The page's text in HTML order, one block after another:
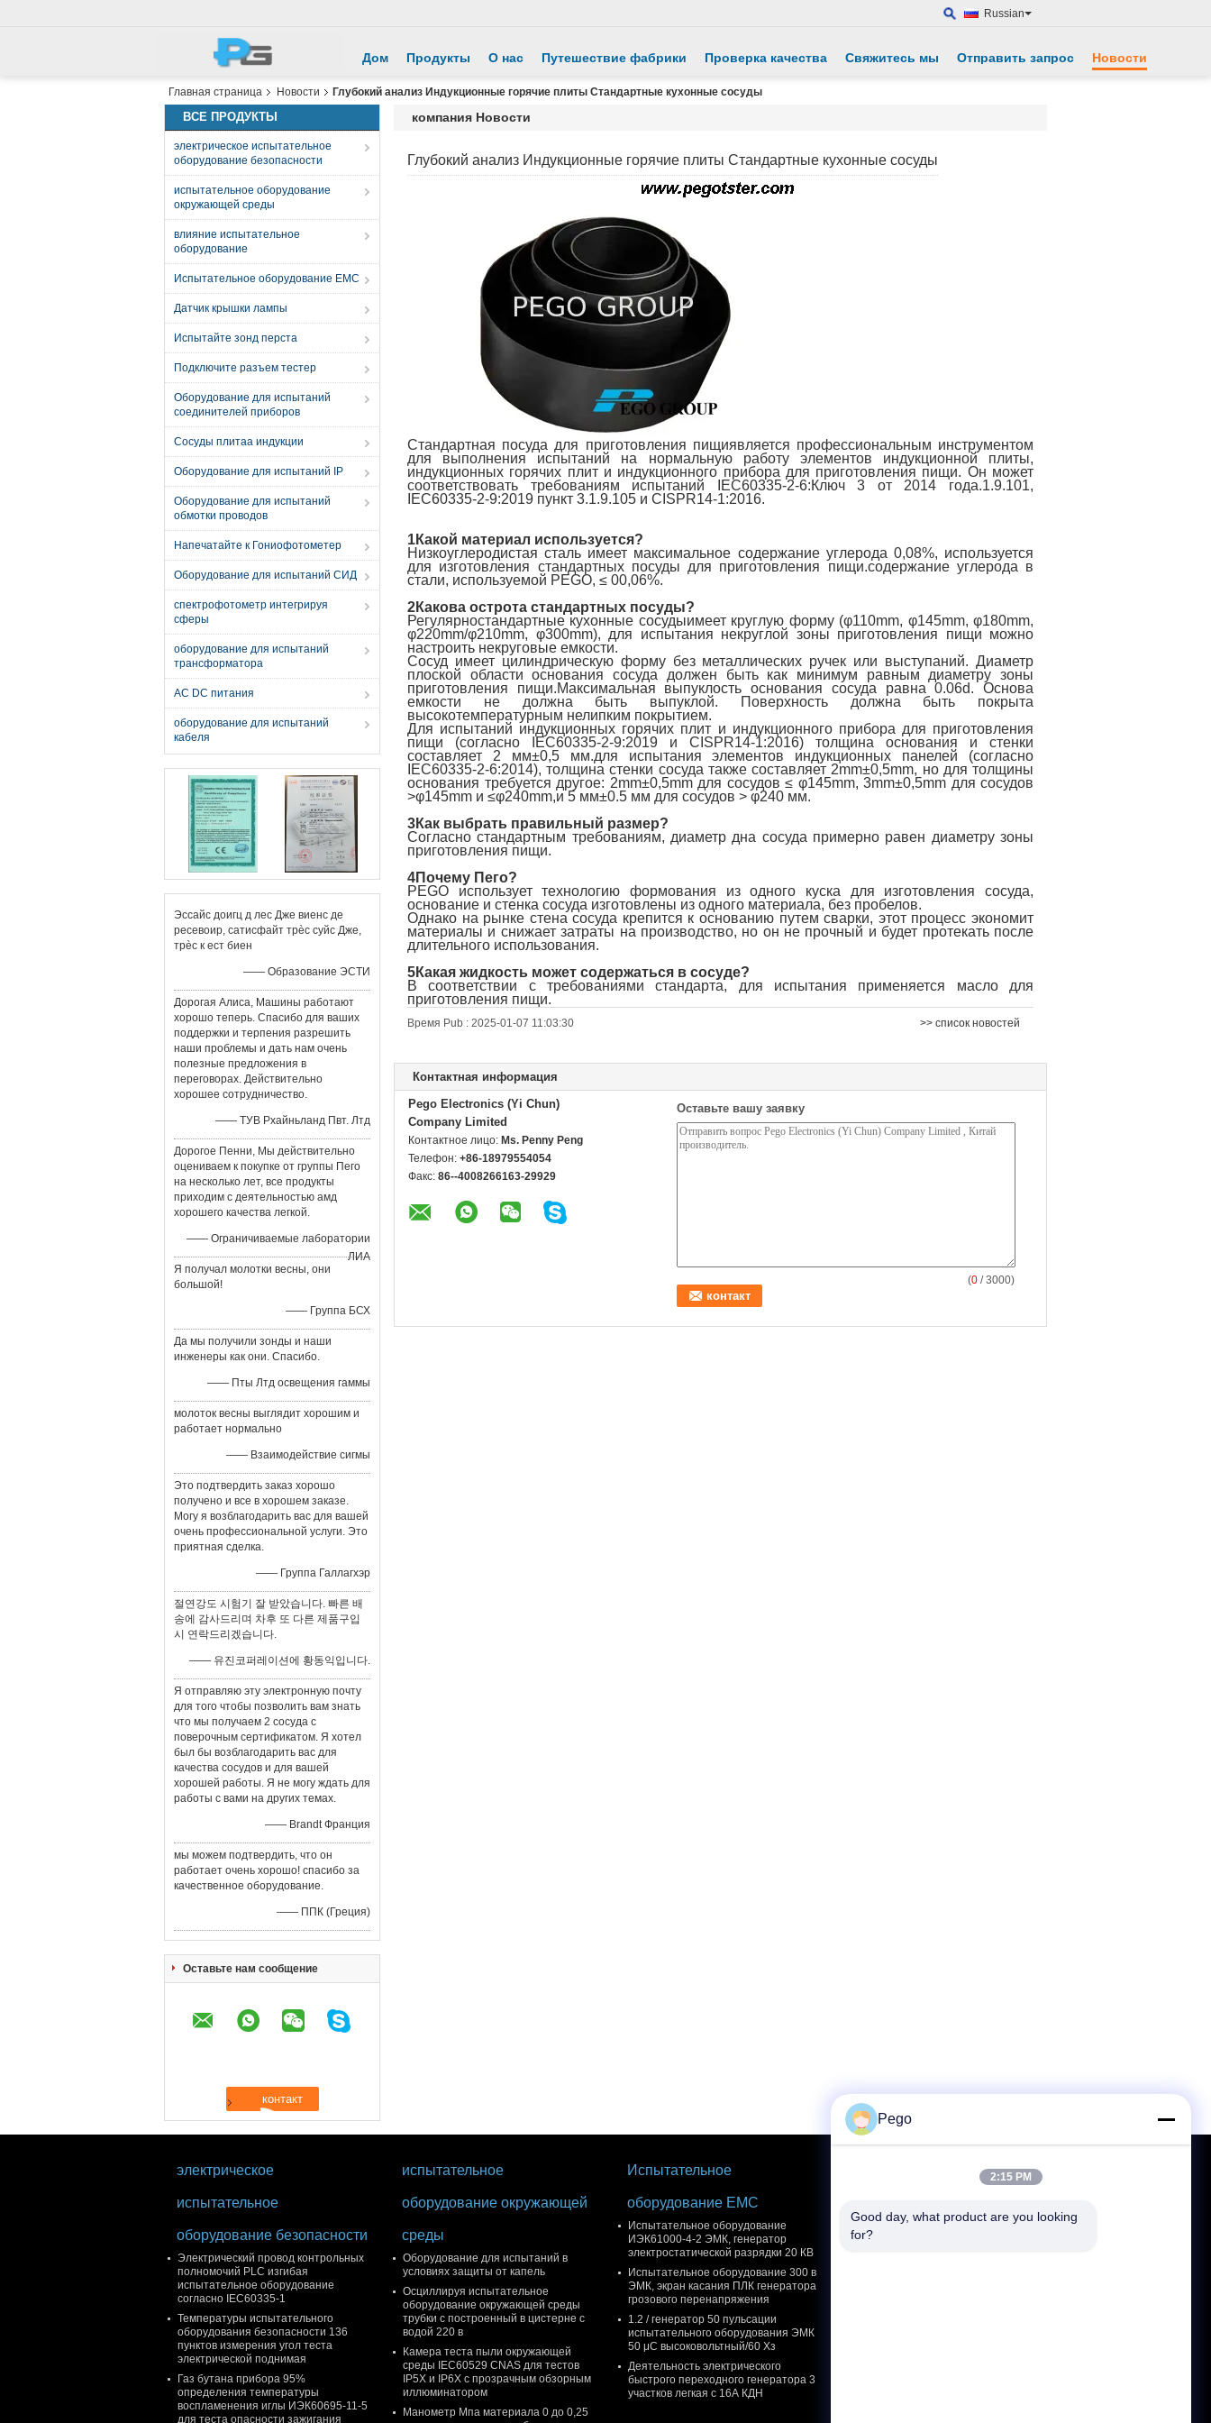
Russian
Дом Продукты О нас Путешествие фабрики Проверка качества Свяжитесь мы Отправить запрос Новости
Главная страница Новости Глубокий анализ Индукционные горячие плиты Стандартные кухонные сосуды
ВСЕ ПРОДУКТЫ
электрическое испытательное
оборудование безопасности
испытательное оборудование
окружающей среды
влияние испытательное
оборудование
Испытательное оборудование EMC
Датчик крышки лампы
Испытайте зонд перста
Подключите разъем тестер
Оборудование для испытаний
соединителей приборов
Сосуды плитаа индукции
Оборудование для испытаний IP
Оборудование для испытаний
обмотки проводов
Напечатайте к Гониофотометер
Оборудование для испытаний СИД
спектрофотометр интегрируя
сферы
оборудование для испытаний
трансформатора
AC DC питания
оборудование для испытаний
кабеля
Эссайс доигц д лес Дже виенс де
ресевоир, сатисфайт трèс суйс Дже,
трèс к ест биен
—— Образование ЭСТИ
Дорогая Алиса, Машины работают
хорошо теперь. Спасибо для ваших
поддержки и терпения разрешить
наши проблемы и дать нам очень
полезные предложения в
переговорах. Действительно
хорошее сотрудничество.
—— ТУВ Рхайньланд Пвт. Лтд
Дорогое Пенни, Мы действительно
оцениваем к покупке от группы Пего
на несколько лет, все продукты
приходим с деятельностью амд
хорошего качества легкой.
—— Ограничиваемые лаборатории
ЛИА
Я получал молотки весны, они
большой!
—— Группа БСХ
Да мы получили зонды и наши
инженеры как они. Спасибо.
—— Пты Лтд освещения гаммы
молоток весны выглядит хорошим и
работает нормально
—— Взаимодействие сигмы
Это подтвердить заказ хорошо
получено и все в хорошем заказе.
Могу я возблагодарить вас для вашей
очень профессиональной услуги. Это
приятная сделка.
—— Группа Галлагхэр
절연강도 시험기 잘 받았습니다. 빠른 배
송에 감사드리며 차후 또 다른 제품구입
시 연락드리겠습니다.
—— 유진코퍼레이션에 황동익입니다.
Я отправляю эту электронную почту
для того чтобы позволить вам знать
что мы получаем 2 сосуда с
поверочным сертификатом. Я хотел
был бы возблагодарить вас для
качества сосудов и для вашей
хорошей работы. Я не могу ждать для
работы с вами на других темах.
—— Brandt Франция
мы можем подтвердить, что он
работает очень хорошо! спасибо за
качественное оборудование.
—— ППК (Греция)
Оставьте нам сообщение
компания Новости
Глубокий анализ Индукционные горячие плиты Стандартные кухонные сосуды
Стандартная посуда для приготовления пищиявляется профессиональным инструментом
для выполнения испытаний на нормальную работу элементов индукционной плиты,
индукционных горячих плит и индукционного прибора для приготовления пищи. Он может
соответствовать требованиям испытаний IEC60335-2-6:Ключ 3 от 2014 года.1.9.101,
IEC60335-2-9:2019 пункт 3.1.9.105 и CISPR14-1:2016.
1Какой материал используется?
Низкоуглеродистая сталь имеет максимальное содержание углерода 0,08%, используется
для изготовления стандартных посуды для приготовления пищи.содержание углерода в
стали, используемой PEGO, ≤ 00,06%.
2Какова острота стандартных посуды?
Регулярностандартные кухонные сосудыимеет круглую форму (φ110mm, φ145mm, φ180mm,
φ220mm/φ210mm, φ300mm), для испытания некруглой зоны приготовления пищи можно
настроить некруговые емкости.
Сосуд имеет цилиндрическую форму без металлических ручек или выступаний. Диаметр
плоской области основания сосуда должен быть как минимум равным диаметру зоны
приготовления пищи.Максимальная выпуклость основания сосуда равна 0.06d. Основа
емкости не должна быть выпуклой. Поверхность должна быть покрыта
высокотемпературным нелипким покрытием.
Для испытаний индукционных горячих плит и индукционного прибора для приготовления
пищи (согласно IEC60335-2-9:2019 и CISPR14-1:2016) толщина основания и стенки
составляет 2 мм±0,5 мм.для испытания элементов индукционных панелей (согласно
IEC60335-2-6:2014), толщина стенки сосуда также составляет 2mm±0,5mm, но для толщины
основания требуется другое: 2mm±0,5mm для сосудов ≤ φ145mm, 3mm±0,5mm для сосудов
>φ145mm и ≤φ240mm,и 5 мм±0.5 мм для сосудов > φ240 мм.
3Как выбрать правильный размер?
Согласно стандартным требованиям, диаметр дна сосуда примерно равен диаметру зоны
приготовления пищи.
4Почему Пего?
PEGO использует технологию формования из одного куска для изготовления сосуда,
основание и стенка сосуда изготовлены из одного материала, без пробелов.
Однако на рынке стена сосуда крепится к основанию путем сварки, этот процесс экономит
материалы и снижает затраты на производство, но он не прочный и будет протекать после
длительного использования.
5Какая жидкость может содержаться в сосуде?
В соответствии с требованиями стандарта, для испытания применяется масло для
приготовления пищи.
Время Pub : 2025-01-07 11:03:30 >> список новостей
Контактная информация
Pego Electronics (Yi Chun)
Company Limited
Контактное лицо: Ms. Penny Peng
Телефон: +86-18979554054
Факс: 86--4008266163-29929
Оставьте вашу заявку
(0 / 3000)
электрическое
испытательное
оборудование безопасности
Электрический провод контрольных
полномочий PLC изгибая
испытательное оборудование
согласно IEC60335-1
Температуры испытательного
оборудования безопасности 136
пунктов измерения угол теста
электрической поднимая
Газ бутана прибора 95%
определения температуры
воспламенения иглы ИЭК60695-11-5
для теста опасности зажигания
испытательное
оборудование окружающей
среды
Оборудование для испытаний в
условиях защиты от капель
Осциллируя испытательное
оборудование окружающей среды
трубки с построенный в цистерне с
водой 220 в
Камера теста пыли окружающей
среды IEC60529 CNAS для тестов
IP5X и IP6X с прозрачным обзорным
иллюминатором
Манометр Мпа материала 0 до 0,25
Испытательное
оборудование EMC
Испытательное оборудование
ИЭК61000-4-2 ЭМК, генератор
электростатической разрядки 20 КВ
Испытательное оборудование 300 в
ЭМК, экран касания ПЛК генератора
грозового перенапряжения
1.2 / генератор 50 пульсации
испытательного оборудования ЭМК
50 μС высоковольтный/60 Хз
Деятельность электрического
быстрого переходного генератора 3
участков легкая с 16А КДН
sgs
Pego
2:15 PM
Good day, what product are you looking
for?